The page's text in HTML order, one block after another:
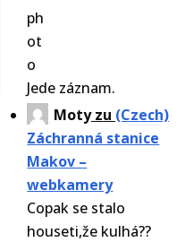
Jede záznam.
Motyzu (Czech)
Záchranná stanice
Makov –
webkamery
Copak se stalo
houseti,že kulhá??